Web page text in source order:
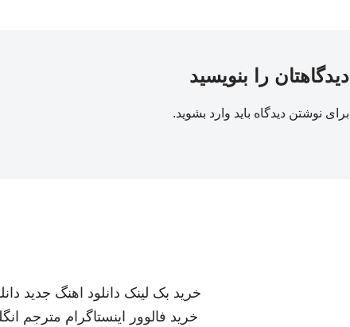
دیدگاهتان را بنویسید
برای نوشتن دیدگاه باید وارد بشوید.
خرید بک لینک دانلود اهنگ جدید
خرید فالوور اینستاگرام مترجم